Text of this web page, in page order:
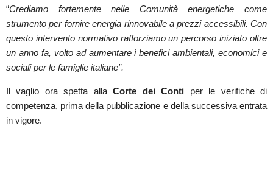
“Crediamo fortemente nelle Comunità energetiche come
strumento per fornire energia rinnovabile a prezzi accessibili. Con
questo intervento normativo rafforziamo un percorso iniziato oltre
un anno fa, volto ad aumentare i benefici ambientali, economici e
sociali per le famiglie italiane”.
Il vaglio ora spetta allaCorte dei Conti per le verifiche di
competenza, prima della pubblicazione e della successiva entrata
in vigore.